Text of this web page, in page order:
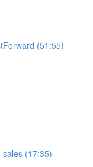
(51:55)
(17:35)